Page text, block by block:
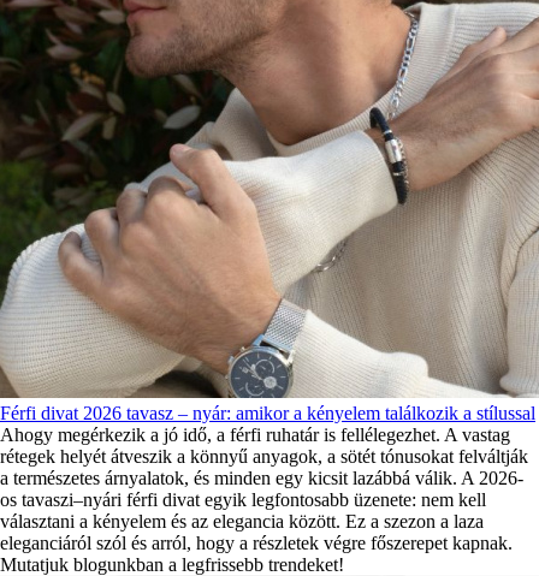
Férfi divat 2026 tavasz – nyár: amikor a kényelem találkozik a stílussal
Ahogy megérkezik a jó idő, a férfi ruhatár is fellélegezhet. A vastag
rétegek helyét átveszik a könnyű anyagok, a sötét tónusokat felváltják
a természetes árnyalatok, és minden egy kicsit lazábbá válik. A 2026-
os tavaszi–nyári férfi divat egyik legfontosabb üzenete: nem kell
választani a kényelem és az elegancia között. Ez a szezon a laza
eleganciáról szól és arról, hogy a részletek végre főszerepet kapnak.
Mutatjuk blogunkban a legfrissebb trendeket!